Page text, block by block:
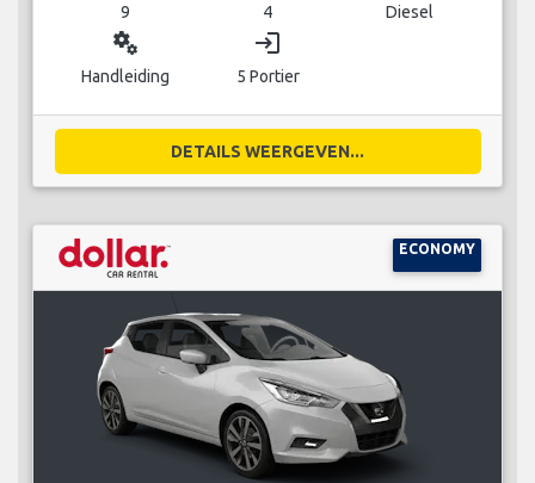
9 4 Diesel
miscellaneous_services
Handleiding
login
5 Portier
DETAILS WEERGEVEN...
ECONOMY